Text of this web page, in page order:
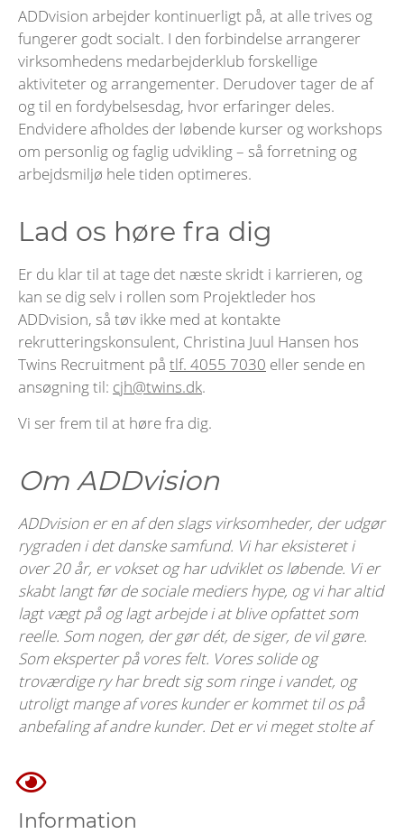
ADDvision arbejder kontinuerligt på, at alle trives og
fungerer godt socialt. I den forbindelse arrangerer
virksomhedens medarbejderklub forskellige
aktiviteter og arrangementer. Derudover tager de af
og til en fordybelsesdag, hvor erfaringer deles.
Endvidere afholdes der løbende kurser og workshops
om personlig og faglig udvikling – så forretning og
arbejdsmiljø hele tiden optimeres.
Lad os høre fra dig
Er du klar til at tage det næste skridt i karrieren, og
kan se dig selv i rollen som Projektleder hos
ADDvision, så tøv ikke med at kontakte
rekrutteringskonsulent, Christina Juul Hansen hos
Twins Recruitment på tlf. 4055 7030 eller sende en
ansøgning til: cjh@twins.dk.
Vi ser frem til at høre fra dig.
Om ADDvision
ADDvision er en af den slags virksomheder, der udgør
rygraden i det danske samfund. Vi har eksisteret i
over 20 år, er vokset og har udviklet os løbende. Vi er
skabt langt før de sociale mediers hype, og vi har altid
lagt vægt på og lagt arbejde i at blive opfattet som
reelle. Som nogen, der gør dét, de siger, de vil gøre.
Som eksperter på vores felt. Vores solide og
troværdige ry har bredt sig som ringe i vandet, og
utroligt mange af vores kunder er kommet til os på
anbefaling af andre kunder. Det er vi meget stolte af
Information